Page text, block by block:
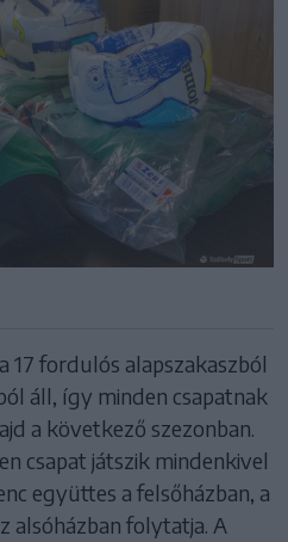
17 fordulós alapszakaszból
áll, így minden csapatnak
a következő szezonban.
csapat játszik mindenkivel
együttes a felsőházban, a
alsóházban folytatja. A